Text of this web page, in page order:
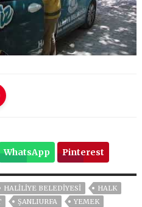
WhatsApp Pinterest
HALİLİYE BELEDİYESİ
HALK
ŞANLIURFA
YEMEK